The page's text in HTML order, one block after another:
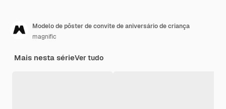
Modelo de pôster de convite de aniversário de criança
magnific
Mais nesta sérieVer tudo